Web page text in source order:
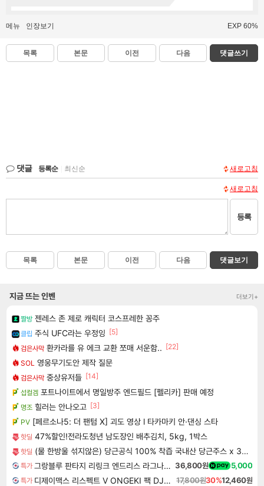
메뉴 인장보기 EXP 60%
목록 본문 이전 다음 댓글쓰기
댓글 등록순 최신순 새로고침
새로고침
등록
목록 본문 이전 다음 댓글보기
지금 뜨는 인벤 더보기+
짤방 젠레스 존 제로 캐릭터 코스프레한 꽁주
클립 주식 UFC라는 우정잉 [5]
검은사막 환카라를 유 에크 교환 쪼매 서운함.. [22]
SOL 영웅무기도안 제작 질문
검은사막 중상유저들 [14]
섭컬겜 포트나이트에서 명일방주 엔드필드 [펠리카] 판매 예정
명조 힐러는 안나오고 [3]
PV [페르소나5: 더 팬텀 X] 괴도 영상 l 타카마키 안·댄싱 스타
핫딜 47%할인!전라도청년 남도장인 배추김치, 5kg, 1박스
핫딜 (물 한방울 섞지않은) 당근공식 100% 착즙 국내산 당근주스 x 30개
특가 그랑블루 판타지 리링크 엔드리스 라그나로크 업그레이드 킷 Granblue Fantasy Relink Endless Ragnarok Upgrade Kit DLC 36,800원 5,000
특가 디제이맥스 리스펙트 V ONGEKI 팩 DJMAX RESPECT V ONGEKI Pack DLC 17,800원30%12,460원